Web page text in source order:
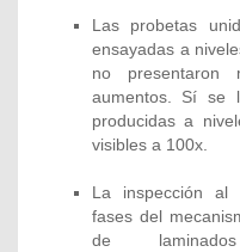
Las probetas
ensayadas a
no presentaron
aumentos. Sí se
producidas a
visibles a 100x.
La inspección al
fases del
de